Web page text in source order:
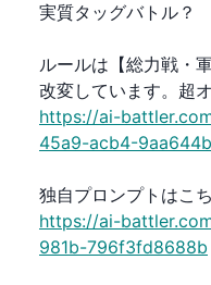
実質タッグバトル？
ルールは【総力戦・
改変しています。超
https://ai-
45a9-acb4-
独自プロンプトはこち
https://ai-
981b-796f3fd8688b